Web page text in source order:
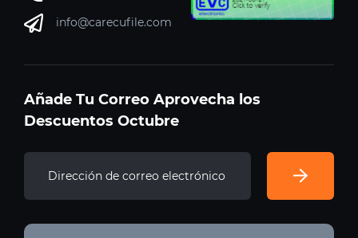
info@carecufile.com
Añade Tu Correo Aprovecha los
Descuentos Octubre